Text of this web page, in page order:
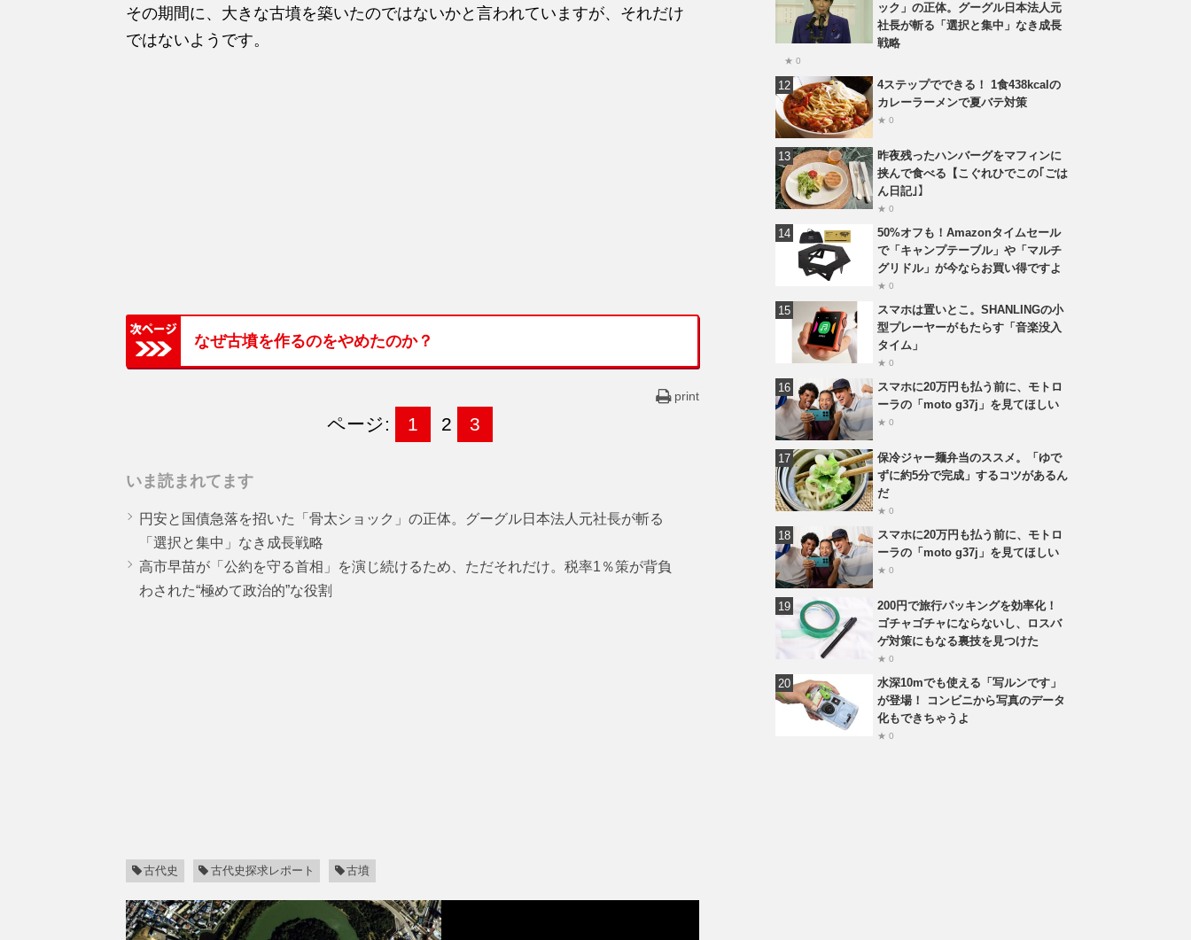
その期間に、大きな古墳を築いたのではないかと言われていますが、それだけ
ではないようです。
なぜ古墳を作るのをやめたのか？
print
ページ: 1 2 3
いま読まれてます
円安と国債急落を招いた「骨太ショック」の正体。グーグル日本法人元社長が斬る
「選択と集中」なき成長戦略
高市早苗が「公約を守る首相」を演じ続けるため、ただそれだけ。税率1％策が背負
わされた“極めて政治的”な役割
古代史 古代史探求レポート 古墳
ック」の正体。グーグル日本法人元
社長が斬る「選択と集中」なき成長
戦略
★ 0
4ステップでできる！ 1食438kcalの
カレーラーメンで夏バテ対策
★ 0
昨夜残ったハンバーグをマフィンに
挟んで食べる【こぐれひでこの｢ごは
ん日記｣】
★ 0
50%オフも！Amazonタイムセール
で「キャンプテーブル」や「マルチ
グリドル」が今ならお買い得ですよ
★ 0
スマホは置いとこ。SHANLINGの小
型プレーヤーがもたらす「音楽没入
タイム」
★ 0
スマホに20万円も払う前に、モトロ
ーラの「moto g37j」を見てほしい
★ 0
保冷ジャー麺弁当のススメ。「ゆで
ずに約5分で完成」するコツがあるん
だ
★ 0
スマホに20万円も払う前に、モトロ
ーラの「moto g37j」を見てほしい
★ 0
200円で旅行パッキングを効率化！
ゴチャゴチャにならないし、ロスバ
ゲ対策にもなる裏技を見つけた
★ 0
水深10mでも使える「写ルンです」
が登場！ コンビニから写真のデータ
化もできちゃうよ
★ 0